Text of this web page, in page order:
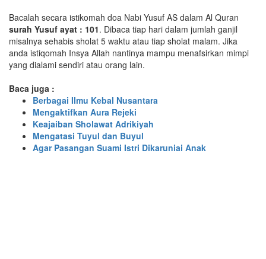
Bacalah secara istikomah doa Nabi Yusuf AS dalam Al Quran
surah Yusuf ayat : 101. Dibaca tiap hari dalam jumlah ganjil
misalnya sehabis sholat 5 waktu atau tiap sholat malam. Jika
anda istiqomah Insya Allah nantinya mampu menafsirkan mimpi
yang dialami sendiri atau orang lain.
Baca juga :
Berbagai Ilmu Kebal Nusantara
Mengaktifkan Aura Rejeki
Keajaiban Sholawat Adrikiyah
Mengatasi Tuyul dan Buyul
Agar Pasangan Suami Istri Dikaruniai Anak